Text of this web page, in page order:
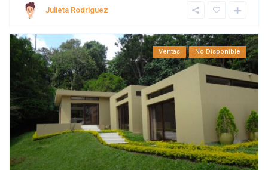
Julieta Rodriguez
Ventas No Disponible